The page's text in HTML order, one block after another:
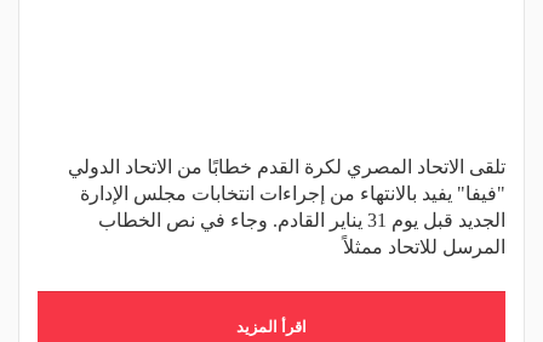
تلقى الاتحاد المصري لكرة القدم خطابًا من الاتحاد الدولي
"فيفا" يفيد بالانتهاء من إجراءات انتخابات مجلس الإدارة
الجديد قبل يوم 31 يناير القادم. وجاء في نص الخطاب
المرسل للاتحاد ممثلاً
اقرأ المزيد